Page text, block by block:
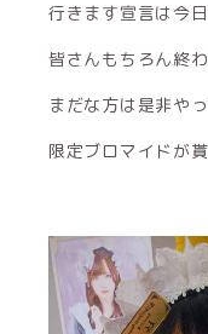
行きます宣言は今
皆さんもちろん終
まだな方は是非や
限定ブロマイドが